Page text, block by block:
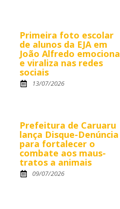
Primeira foto escolar
de alunos da EJA em
João Alfredo emociona
e viraliza nas redes
sociais
13/07/2026
Prefeitura de Caruaru
lança Disque-Denúncia
para fortalecer o
combate aos maus-
tratos a animais
09/07/2026